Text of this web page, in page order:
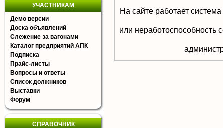
УЧАСТНИКАМ
Демо версии
Доска объявлений
Слежение за вагонами
Каталог предприятий АПК
Подписка
Прайс-листы
Вопросы и ответы
Список должников
Выставки
Форум
СПРАВОЧНИК
На сайте работает
или неработоспособность